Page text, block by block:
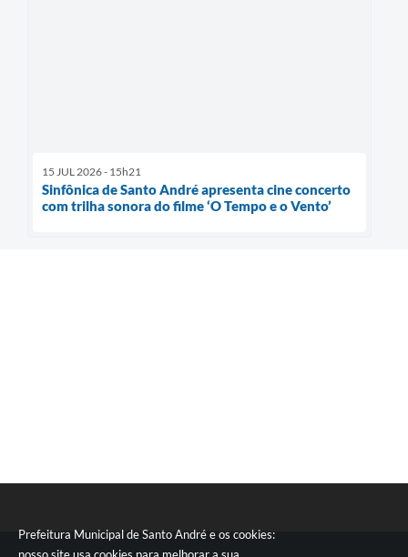
Prefeitura Municipal de Santo André e os cookies:
15 JUL 2026 - 15h21
Sinfônica de Santo André apresenta cine concerto
com trilha sonora do filme ‘O Tempo e o Vento’